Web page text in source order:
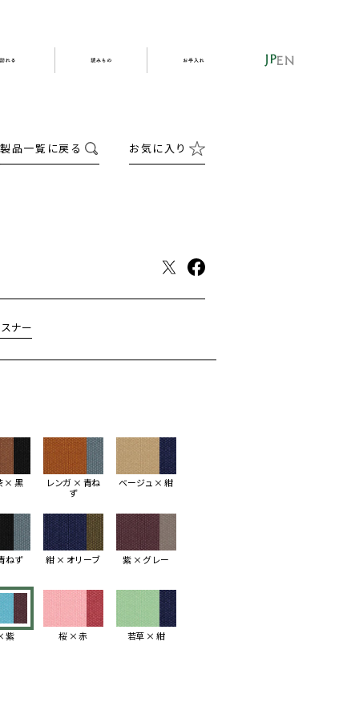
くり
贈る
店を訪れる 読みもの お手入れ
JP
製品一覧に戻る お気に入り
ナー
× 黒
レンガ × 青ね
ず
ベージュ × 紺
ねず 紺 × オリーブ 紫 × グレー
紫 桜 × 赤 若草 × 紺
しています。